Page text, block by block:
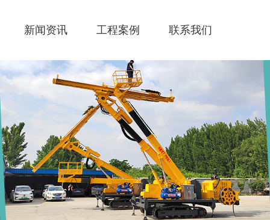
新闻资讯 工程案例 联系我们